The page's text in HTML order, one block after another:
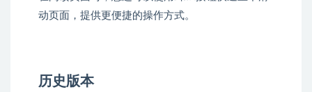
动页面，提供更便捷的操作方式。
历史版本